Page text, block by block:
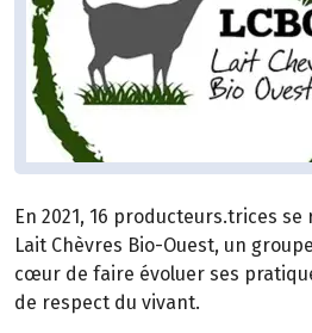
En 2021, 16 producteurs.trices
Lait Chèvres Bio-Ouest, un
cœur de faire évoluer ses
de respect du vivant.